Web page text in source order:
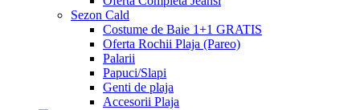
Sezon Cald
Costume de Baie 1+1 GRATIS
Oferta Rochii Plaja (Pareo)
Palarii
Papuci/Slapi
Genti de plaja
Accesorii Plaja